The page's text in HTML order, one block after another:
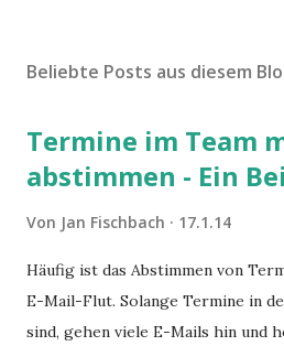
Beliebte Posts aus diesem
Termine im Team
abstimmen - Ein
Von Jan Fischbach 17.1.14
Häufig ist das Abstimmen von
E-Mail-Flut. Solange Termine in
sind, gehen viele E-Mails hin und